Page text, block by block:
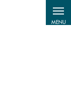
MENU